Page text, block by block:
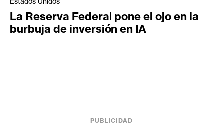
La Reserva Federal pone el ojo en la
burbuja de inversión en IA
PUBLICIDAD